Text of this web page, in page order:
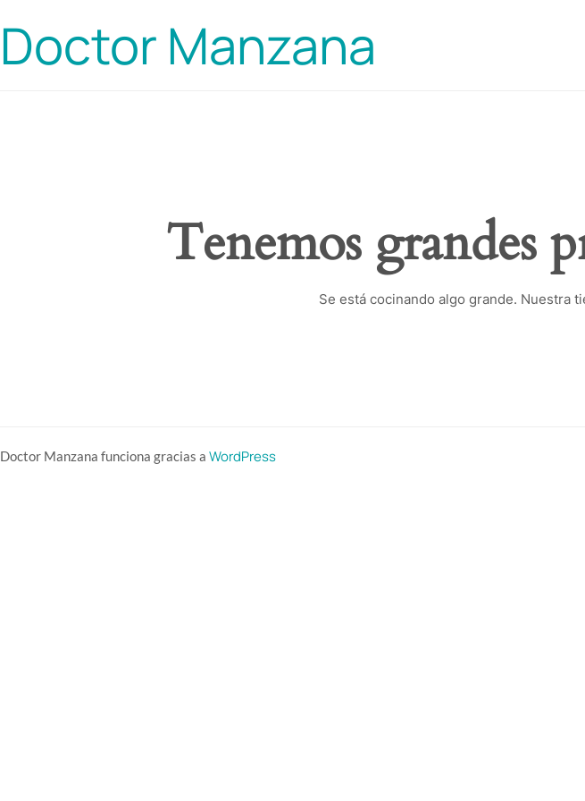
Doctor Manzana
Tenemos grandes
Se está cocinando algo grande. Nuestra
Doctor Manzana funciona gracias a WordPress